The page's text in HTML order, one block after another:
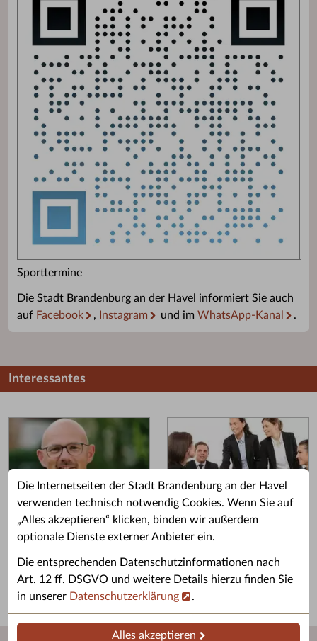
Die Internetseiten der Stadt Brandenburg an der Havel
verwenden technisch notwendig Cookies. Wenn Sie auf
„Alles akzeptieren“ klicken, binden wir außerdem
optionale Dienste externer Anbieter ein.
Die entsprechenden Datenschutzinformationen nach
Art. 12 ff. DSGVO und weitere Details hierzu finden Sie
in unserer Datenschutzerklärung .
Alles akzeptieren
Sporttermine
Die Stadt Brandenburg an der Havel informiert Sie auch
auf Facebook , Instagram und im WhatsApp-Kanal .
Interessantes
Grußwort des OB